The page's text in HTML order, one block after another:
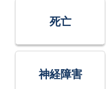
死亡
神経障害